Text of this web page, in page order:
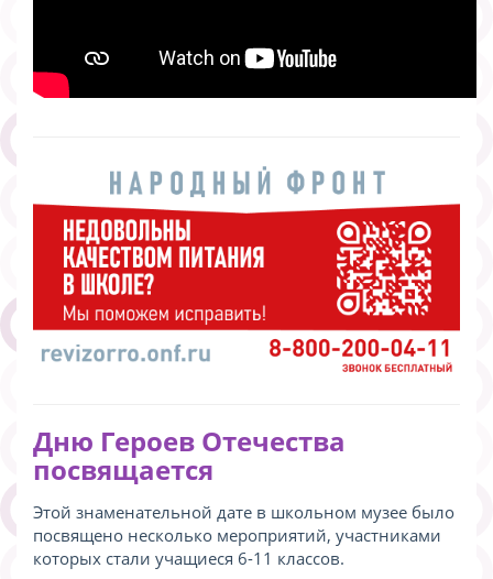
Дню Героев Отечества
посвящается
Этой знаменательной дате в школьном музее было
посвящено несколько мероприятий, участниками
которых стали учащиеся 6-11 классов.